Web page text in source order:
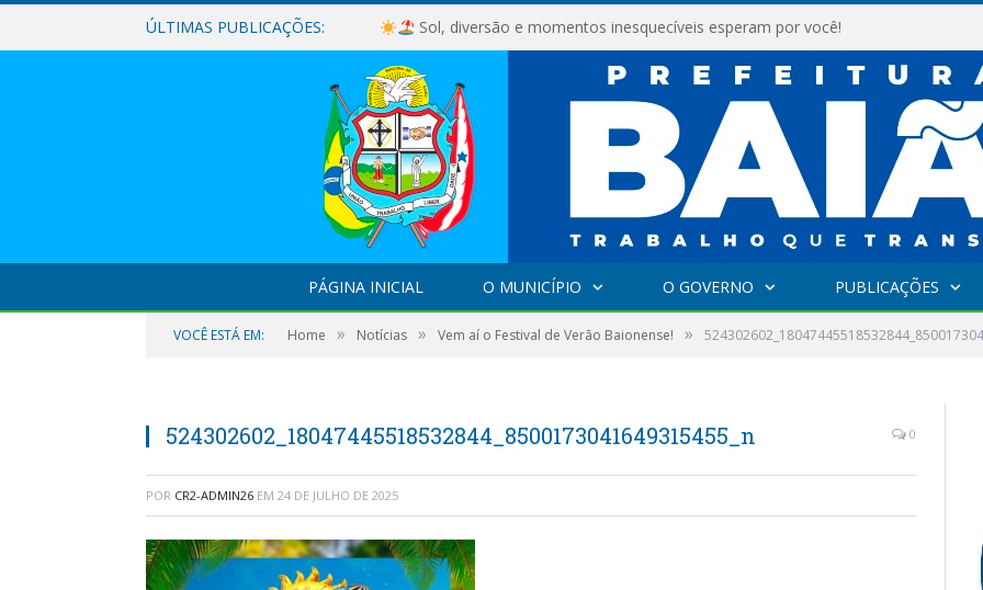
ÚLTIMAS PUBLICAÇÕES: Sol, diversão e momentos inesquecíveis esperam por você!
PÁGINA INICIAL O MUNICÍPIO O GOVERNO PUBLICAÇÕES
VOCÊ ESTÁ EM: Home » Notícias » Vem aí o Festival de Verão Baionense! »
524302602_18047445518532844_8500173041649315455_n 0
POR CR2-ADMIN26 EM 24 DE JULHO DE 2025